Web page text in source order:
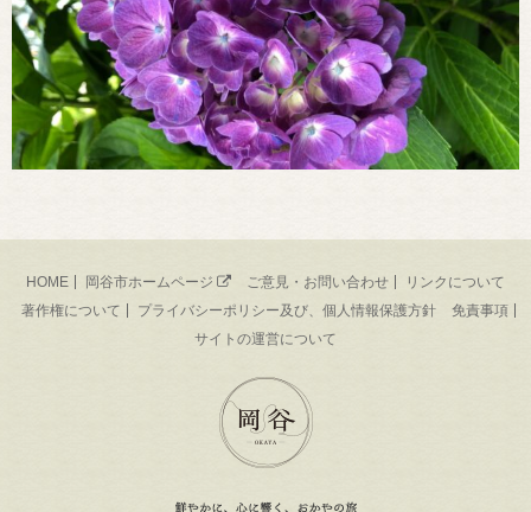
HOME 岡谷市ホームページ ご意見・お問い合わせ
リンクについて
著作権について
プライバシーポリシー及び、個人情報保護方針
免責事項
サイトの運営について